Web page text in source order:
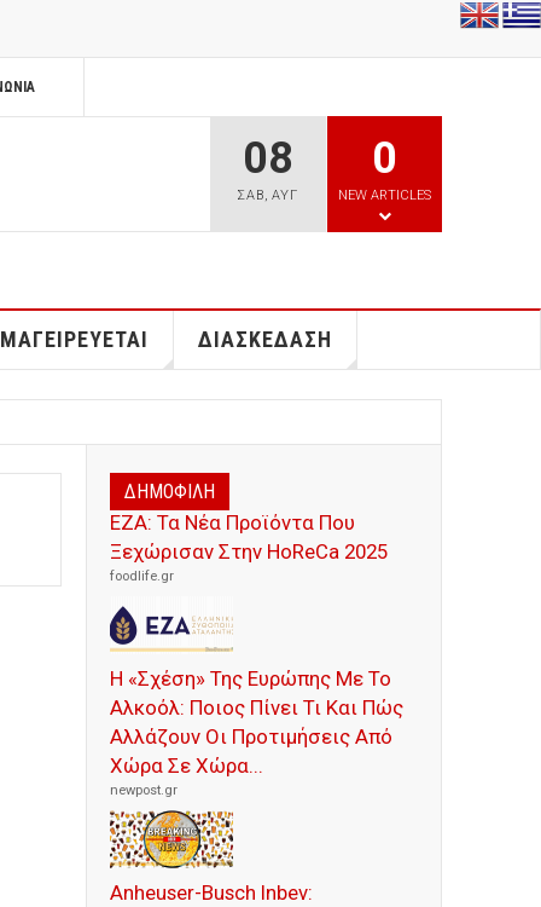
08
ΣΑΒ,ΑΥΓ
0
NEW ARTICLES
ΔΙΑΣΚΕΔΑΣΗ
ΔΗΜΟΦΙΛΗ
ΕΖΑ: Τα Νέα Προϊόντα Που
Ξεχώρισαν Στην HoReCa 2025
foodlife.gr
Η «Σχέση» Της Ευρώπης Με Το
Αλκοόλ: Ποιος Πίνει Τι Και Πώς
Αλλάζουν Οι Προτιμήσεις Από
Χώρα Σε Χώρα...
newpost.gr
Anheuser-Busch Inbev: